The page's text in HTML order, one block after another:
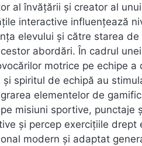
al învățării și creator al
interactive influențează
elevului și către starea
abordări. În cadrul
motrice pe echipe a
spiritul de echipă au
elementelor de
misiuni sportive, punctaje
și percep exercițiile drept
modern și adaptat